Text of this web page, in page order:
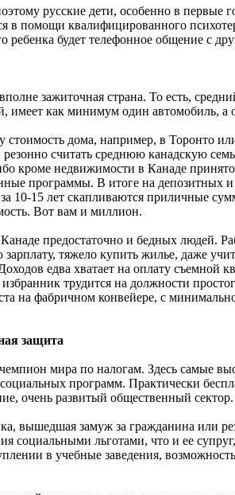
русские дети, особенно в первые
в помощи квалифицированного
ребенка будет телефонное общение с
зажиточная страна. То есть,
имеет как минимум один автомобиль,
стоимость дома, например, в Торонто
резонно считать среднюю канадскую
кроме недвижимости в Канаде
программы. В итоге на депозитных
10-15 лет скапливаются приличные
Вот вам и миллион.
предостаточно и бедных людей.
тяжело купить жилье, даже
едва хватает на оплату съемной
трудится на должности
на фабричном конвейере, с
защита
мира по налогам. Здесь самые
программ. Практически
очень развитый общественный сектор.
вышедшая замуж за гражданина или
социальными льготами, что и ее
в учебные заведения,